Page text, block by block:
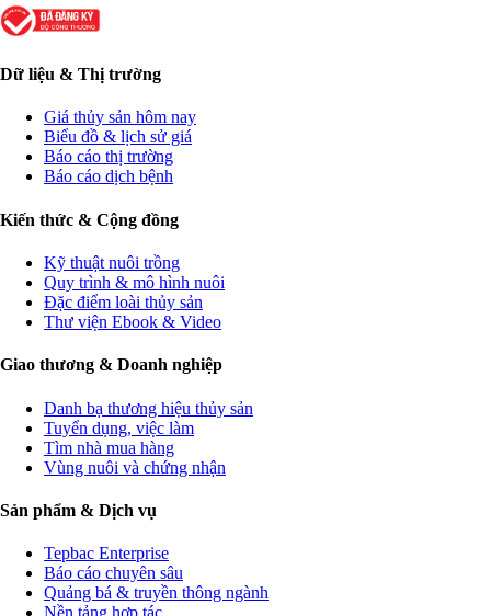
Dữ liệu & Thị trường
Giá thủy sản hôm nay
Biểu đồ & lịch sử giá
Báo cáo thị trường
Báo cáo dịch bệnh
Kiến thức & Cộng đồng
Kỹ thuật nuôi trồng
Quy trình & mô hình nuôi
Đặc điểm loài thủy sản
Thư viện Ebook & Video
Giao thương & Doanh nghiệp
Danh bạ thương hiệu thủy sản
Tuyển dụng, việc làm
Tìm nhà mua hàng
Vùng nuôi và chứng nhận
Sản phẩm & Dịch vụ
Tepbac Enterprise
Báo cáo chuyên sâu
Quảng bá & truyền thông ngành
Nền tảng hợp tác